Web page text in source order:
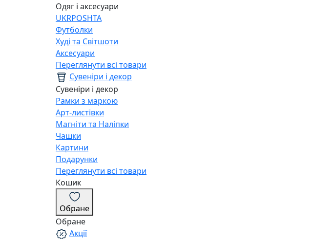
Одяг і аксесуари
UKRPOSHTA
Футболки
Худі та Світшоти
Аксесуари
Переглянути всі товари
Сувеніри і декор
Сувеніри і декор
Рамки з маркою
Арт-листівки
Магніти та Наліпки
Чашки
Картини
Подарунки
Переглянути всі товари
Кошик
Обране
Обране
Акції